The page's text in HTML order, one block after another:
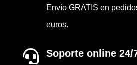
Envío GRATIS en
euros.
 Soporte online 24/